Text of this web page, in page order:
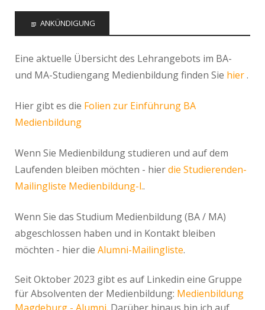
ANKÜNDIGUNG
Eine aktuelle Übersicht des Lehrangebots im BA-
und MA-Studiengang Medienbildung finden Sie hier.
Hier gibt es die Folien zur Einführung BA
Medienbildung
Wenn Sie Medienbildung studieren und auf dem
Laufenden bleiben möchten - hierdie Studierenden-
Mailingliste Medienbildung-l..
Wenn Sie das Studium Medienbildung (BA / MA)
abgeschlossen haben und in Kontakt bleiben
möchten - hier die Alumni-Mailingliste.
Seit Oktober 2023 gibt es auf Linkedin eine Gruppe
für Absolventen der Medienbildung: Medienbildung